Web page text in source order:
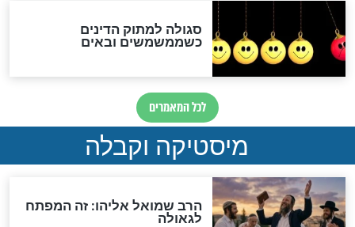
אחרית הימים
האם אפשר לחשב את הקץ?
מה יהיה בימות המשיח?